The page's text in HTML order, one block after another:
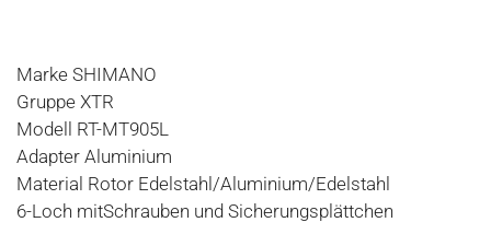
Marke SHIMANO
Gruppe XTR
Modell RT-MT905L
Adapter Aluminium
Material Rotor Edelstahl/Aluminium/Edelstahl
6-Loch mitSchrauben und Sicherungsplättchen